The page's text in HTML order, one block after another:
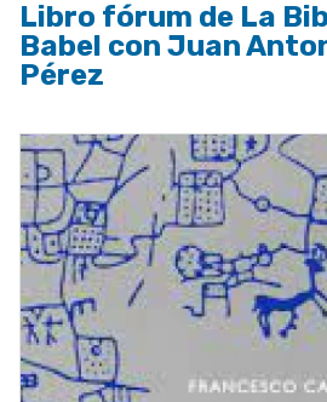
Libro fórum de La
Babel con Juan
Pérez